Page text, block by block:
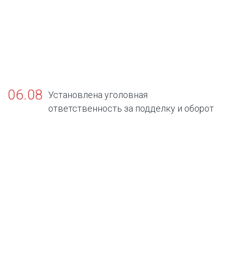
06.08 Установлена уголовная
ответственность за подделку и оборот